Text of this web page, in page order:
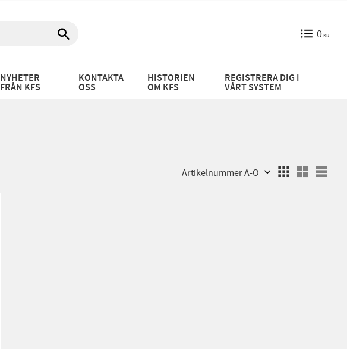
0KR
NYHETER
FRÅN KFS
KONTAKTA
OSS
HISTORIEN
OM KFS
REGISTRERA DIG I
VÅRT SYSTEM